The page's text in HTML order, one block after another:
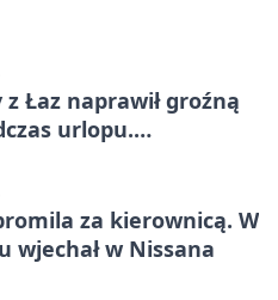
Łaz naprawił groźną
urlopu.
za kierownicą. W
wjechał w Nissana